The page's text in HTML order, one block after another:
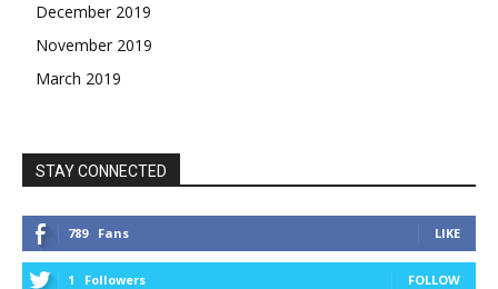
December 2019
November 2019
March 2019
STAY CONNECTED
789 Fans LIKE
1 Followers FOLLOW